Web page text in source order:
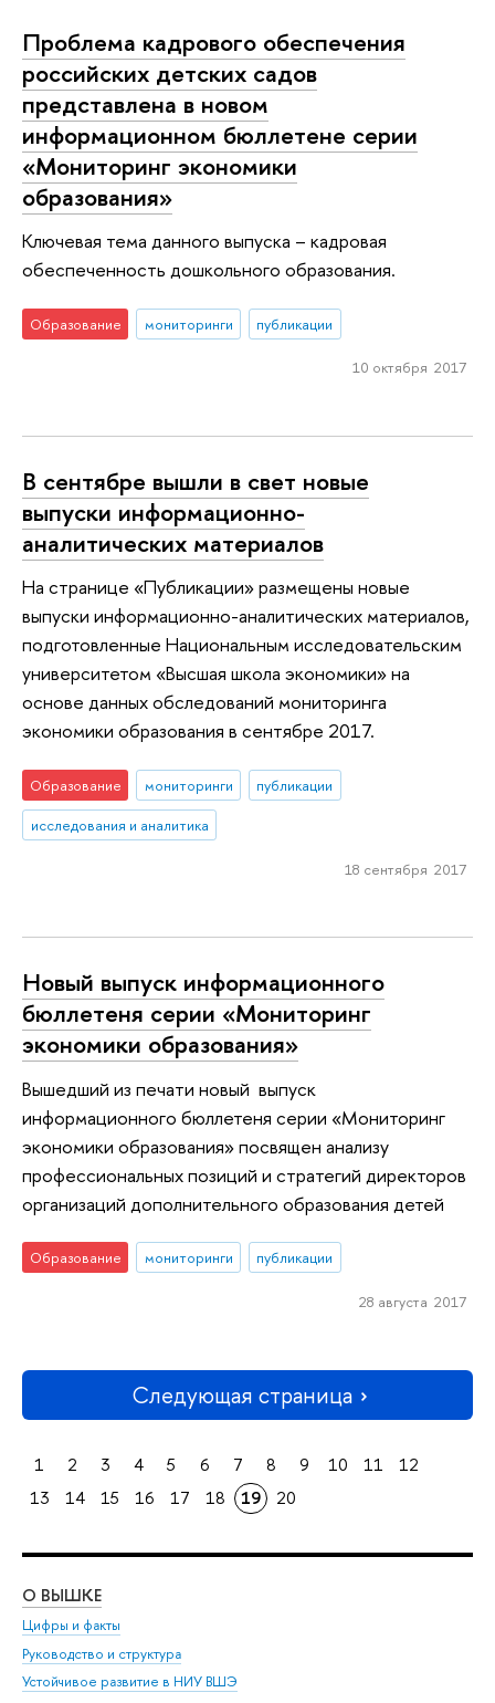
Проблема кадрового обеспечения
российских детских садов
представлена в новом
информационном бюллетене серии
«Мониторинг экономики
образования»
Ключевая тема данного выпуска – кадровая
обеспеченность дошкольного образования.
Образование мониторинги публикации
10 октября 2017
В сентябре вышли в свет новые
выпуски информационно-
аналитических материалов
На странице «Публикации» размещены новые
выпуски информационно-аналитических материалов,
подготовленные Национальным исследовательским
университетом «Высшая школа экономики» на
основе данных обследований мониторинга
экономики образования в сентябре 2017.
Образование мониторинги
публикации
исследования и аналитика
18 сентября 2017
Новый выпуск информационного
бюллетеня серии «Мониторинг
экономики образования»
Вышедший из печати новый выпуск
информационного бюллетеня серии «Мониторинг
экономики образования» посвящен анализу
профессиональных позиций и стратегий директоров
организаций дополнительного образования детей
Образование мониторинги публикации
28 августа 2017
Следующая страница
1 2 3 4 5 6 7 8 9 10 11
12
13
14 15 16 17 18 19 20
О ВЫШКЕ
Цифры и факты
Руководство и структура
Устойчивое развитие в НИУ ВШЭ